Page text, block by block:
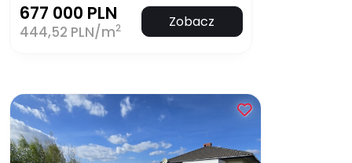
677 000 PLN
444,52 PLN/m2 Zobacz